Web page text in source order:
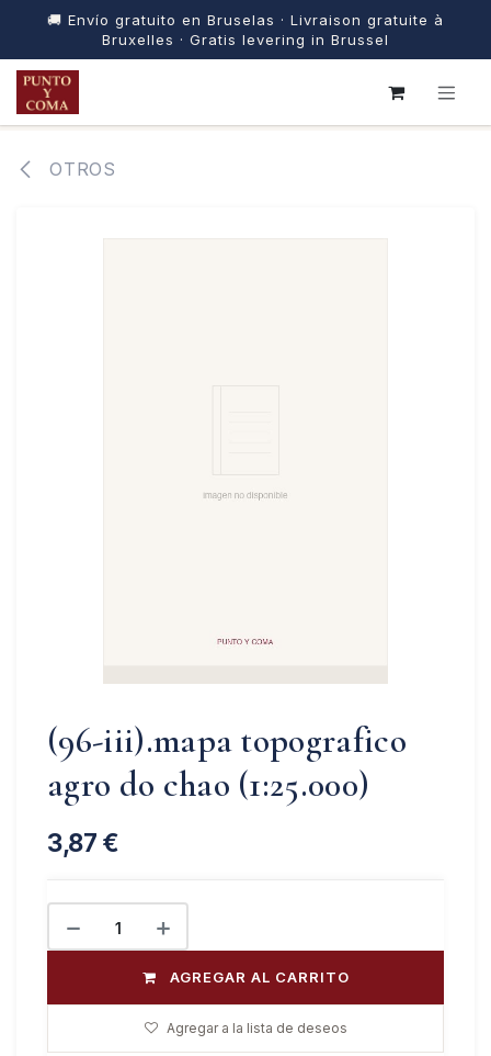
🚚 Envío gratuito en Bruselas · Livraison gratuite à
Bruxelles · Gratis levering in Brussel
IR AL CONTENIDO
OTROS
(96-iii).mapa topografico
agro do chao (1:25.000)
3,87 €
AGREGAR AL CARRITO
Agregar a la lista de deseos